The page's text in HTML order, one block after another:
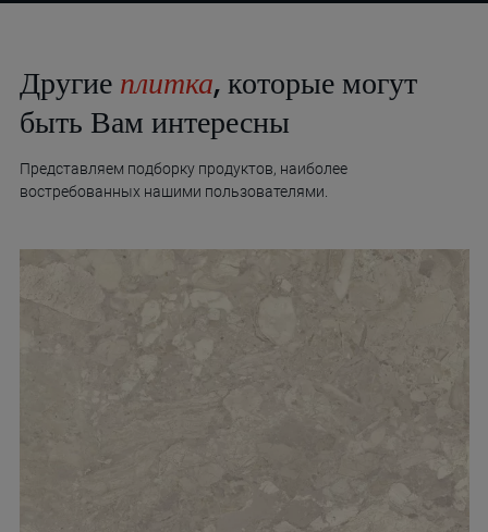
Другие плитка, которые могут
быть Вам интересны
Представляем подборку продуктов, наиболее
востребованных нашими пользователями.